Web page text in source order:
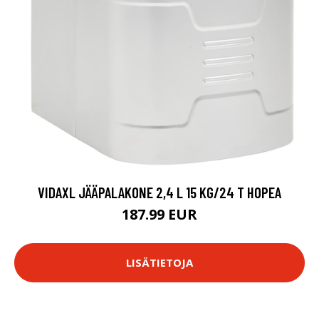
VIDAXL JÄÄPALAKONE 2,4 L 15 KG/24 T HOPEA
187.99 EUR
LISÄTIETOJA